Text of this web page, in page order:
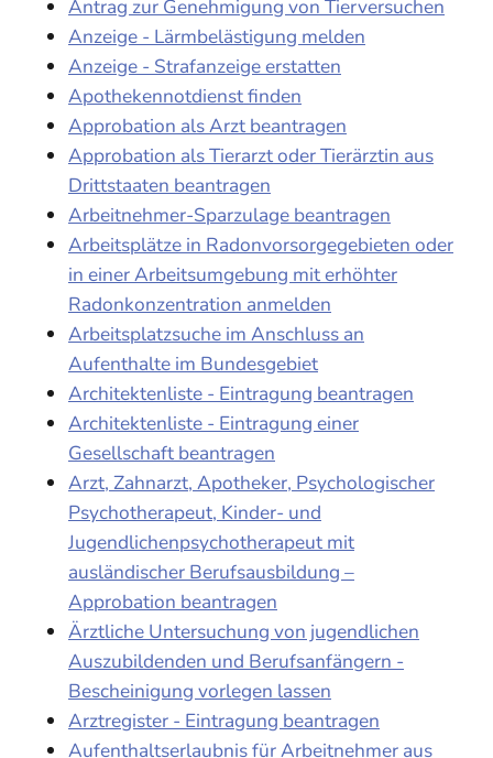
Antrag zur Genehmigung von Tierversuchen
Anzeige - Lärmbelästigung melden
Anzeige - Strafanzeige erstatten
Apothekennotdienst finden
Approbation als Arzt beantragen
Approbation als Tierarzt oder Tierärztin aus
Drittstaaten beantragen
Arbeitnehmer-Sparzulage beantragen
Arbeitsplätze in Radonvorsorgegebieten oder
in einer Arbeitsumgebung mit erhöhter
Radonkonzentration anmelden
Arbeitsplatzsuche im Anschluss an
Aufenthalte im Bundesgebiet
Architektenliste - Eintragung beantragen
Architektenliste - Eintragung einer
Gesellschaft beantragen
Arzt, Zahnarzt, Apotheker, Psychologischer
Psychotherapeut, Kinder- und
Jugendlichenpsychotherapeut mit
ausländischer Berufsausbildung –
Approbation beantragen
Ärztliche Untersuchung von jugendlichen
Auszubildenden und Berufsanfängern -
Bescheinigung vorlegen lassen
Arztregister - Eintragung beantragen
Aufenthaltserlaubnis für Arbeitnehmer aus